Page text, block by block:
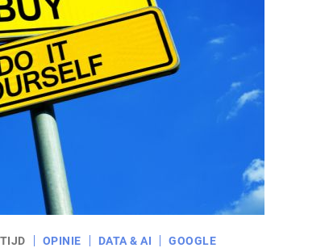
OPINIE DATA & AI GOOGLE